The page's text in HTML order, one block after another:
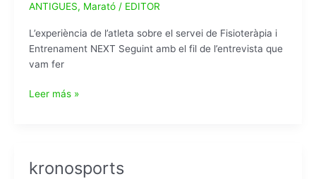
ANTIGUES, Marató/ EDITOR
L’experiència de l’atleta sobre el servei de Fisioteràpia i
Entrenament NEXT Seguint amb el fil de l’entrevista que
vam fer
Jaume
pas
Leer más »
kronosports